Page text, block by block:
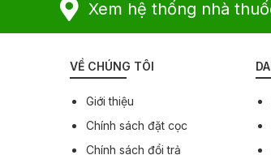
Xem hệ thống nhà
VỀ CHÚNG TÔI
Giới thiệu
Chính sách đặt cọc
Chính sách đổi trả